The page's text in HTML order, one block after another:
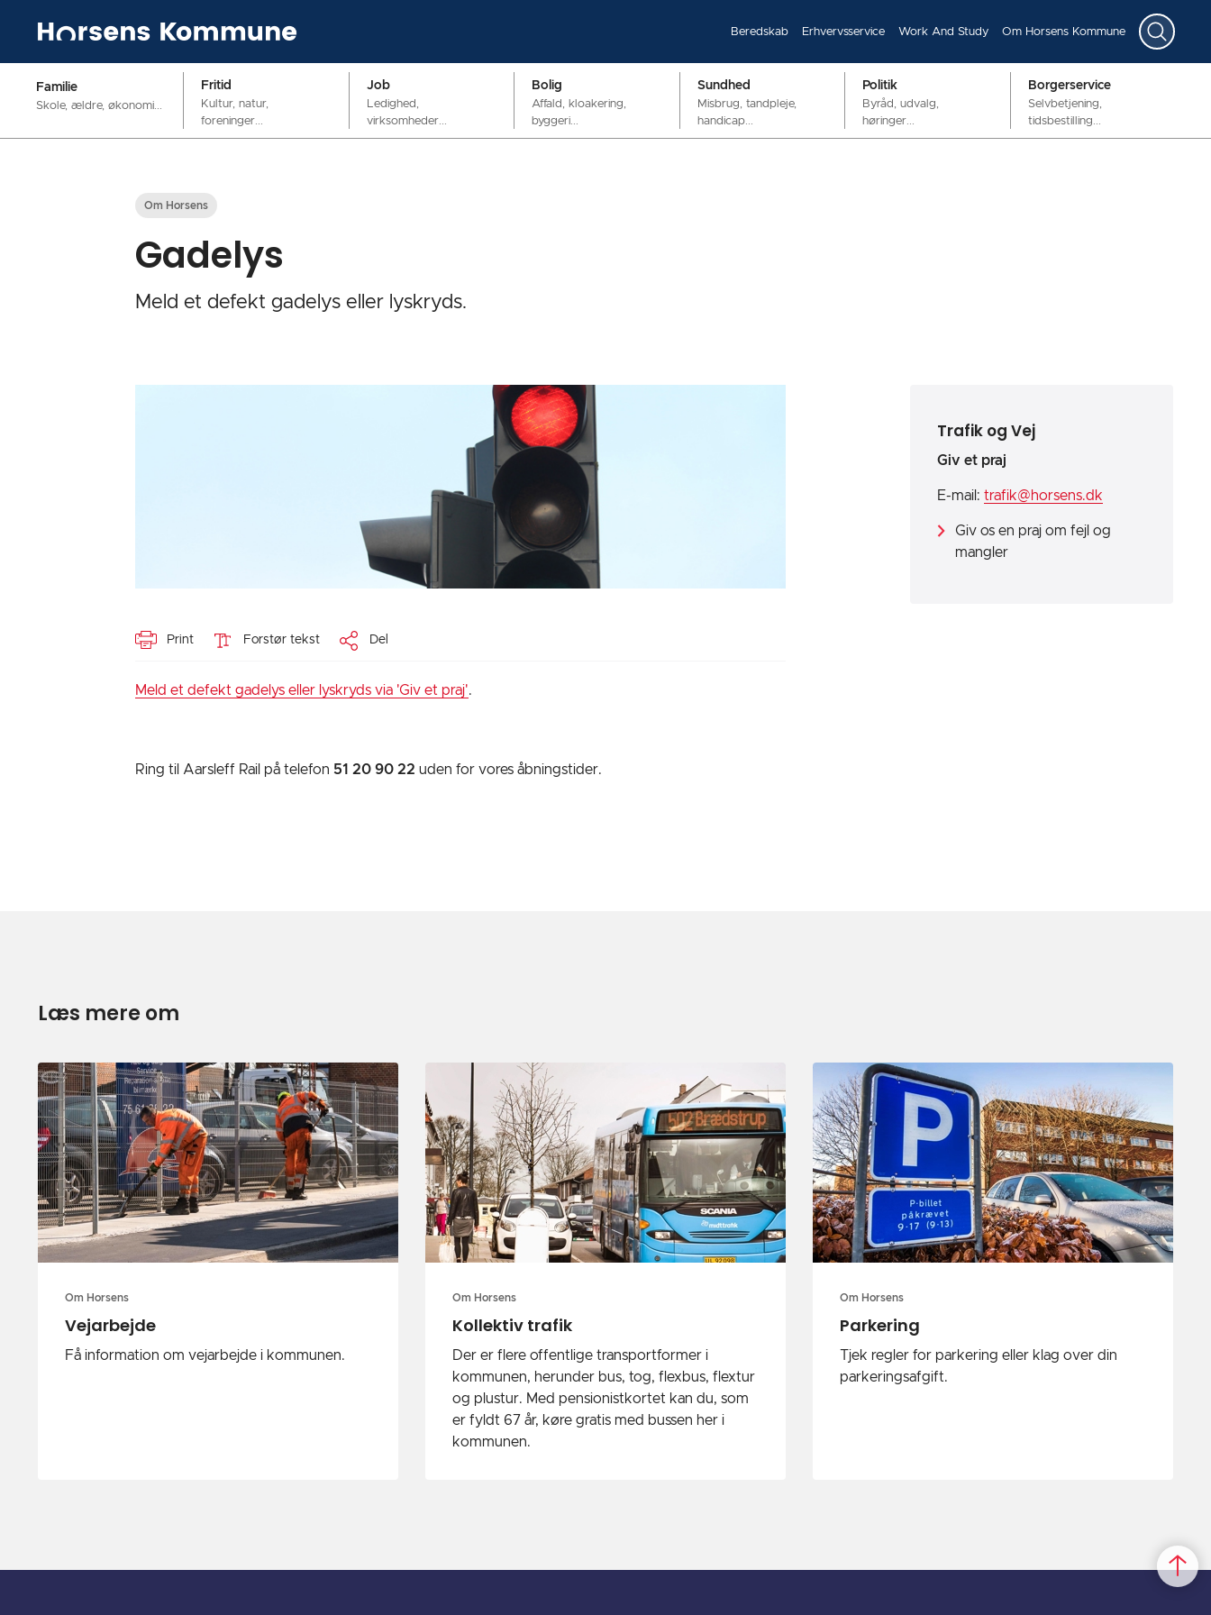
Beredskab Erhvervsservice Work And Study Om Horsens Kommune
Familie
Skole, ældre, økonomi...
Fritid
Kultur, natur,
foreninger...
Job
Ledighed,
virksomheder...
Bolig
Affald, kloakering,
byggeri...
Sundhed
Misbrug, tandpleje,
handicap...
Politik
Byråd, udvalg,
høringer...
Borgerservice
Selvbetjening,
tidsbestilling...
Om Horsens
Gadelys
Meld et defekt gadelys eller lyskryds.
Print Forstør tekst Del
Meld et defekt gadelys eller lyskryds via 'Giv et praj'.
Ring til Aarsleff Rail på telefon 51 20 90 22 uden for vores åbningstider.
Trafik og Vej
Giv et praj
E-mail: trafik@horsens.dk
Giv os en praj om fejl og
mangler
Læs mere om
Om Horsens
Vejarbejde
Få information om vejarbejde i kommunen.
Om Horsens
Kollektiv trafik
Der er flere offentlige transportformer i
kommunen, herunder bus, tog, flexbus, flextur
og plustur. Med pensionistkortet kan du, som
er fyldt 67 år, køre gratis med bussen her i
kommunen.
Om Horsens
Parkering
‎Tjek regler for parkering eller klag over din
parkeringsafgift.